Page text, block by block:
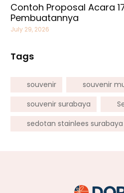
Contoh Proposal Acara
Pembuatannya
July 29, 2026
Tags
souvenir
souvenir
souvenir surabaya
sedotan stainlees surabaya